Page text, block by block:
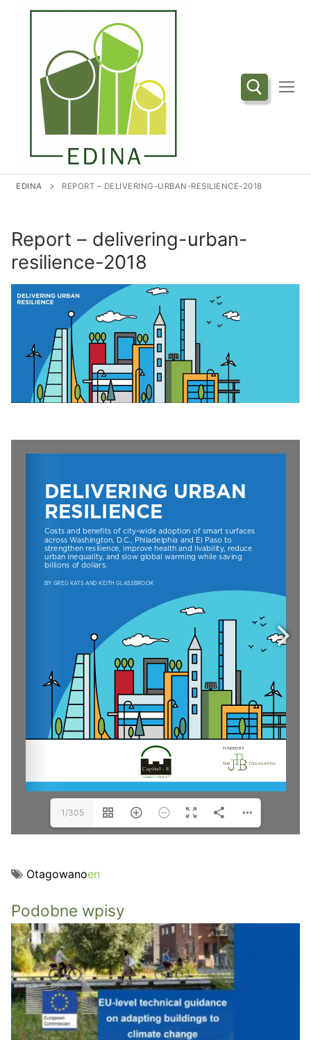
Przejdź
Szukaj:
EDINA REPORT – DELIVERING-URBAN-RESILIENCE-2018
Report – delivering-urban-
resilience-2018
1/305
Otagowanoen
Podobne wpisy